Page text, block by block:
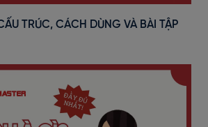
TRÚC, CÁCH DÙNG VÀ BÀI TẬP